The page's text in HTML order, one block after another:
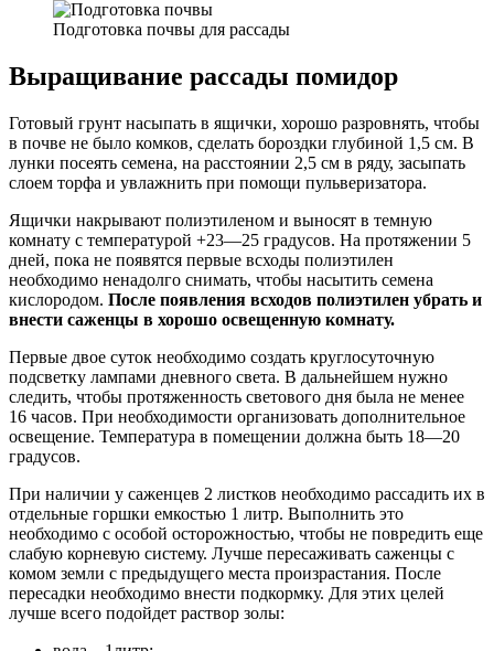
Подготовка почвы для рассады
Выращивание рассады помидор
Готовый грунт насыпать в ящички, хорошо разровнять, чтобы
в почве не было комков, сделать бороздки глубиной 1,5 см. В
лунки посеять семена, на расстоянии 2,5 см в ряду, засыпать
слоем торфа и увлажнить при помощи пульверизатора.
Ящички накрывают полиэтиленом и выносят в темную
комнату с температурой +23—25 градусов. На протяжении 5
дней, пока не появятся первые всходы полиэтилен
необходимо ненадолго снимать, чтобы насытить семена
кислородом. После появления всходов полиэтилен убрать и
внести саженцы в хорошо освещенную комнату.
Первые двое суток необходимо создать круглосуточную
подсветку лампами дневного света. В дальнейшем нужно
следить, чтобы протяженность светового дня была не менее
16 часов. При необходимости организовать дополнительное
освещение. Температура в помещении должна быть 18—20
градусов.
При наличии у саженцев 2 листков необходимо рассадить их в
отдельные горшки емкостью 1 литр. Выполнить это
необходимо с особой осторожностью, чтобы не повредить еще
слабую корневую систему. Лучше пересаживать саженцы с
комом земли с предыдущего места произрастания. После
пересадки необходимо внести подкормку. Для этих целей
лучше всего подойдет раствор золы: